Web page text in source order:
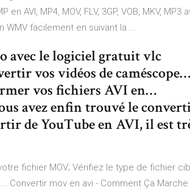
AVI, MP4, MOV, FLV, 3GP, VOB, MKV, MP3
WMV facilement en suivant la ...
avec le logiciel gratuit vlc
vos vidéos de
vos fichiers AVI en…
avez enfin trouvé le
de YouTube en AVI, il est
fichier MOV; Vérifiez le type de fichier
Convertir mov en avi - Comment Ça Marche